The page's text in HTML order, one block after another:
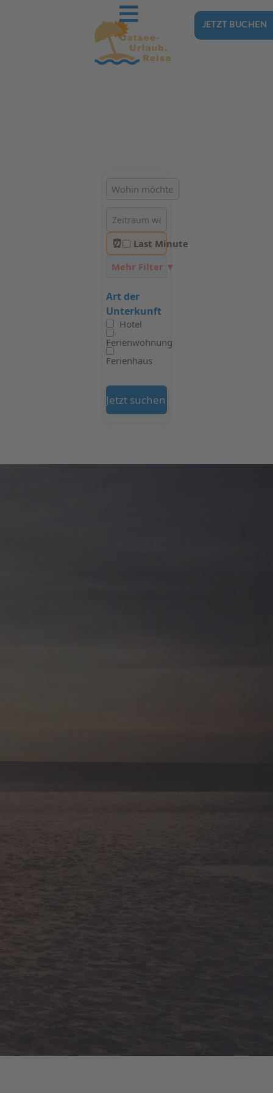
JETZT BUCHEN
⏰
Last Minute
Mehr Filter ▼
Art der
Unterkunft
Hotel
Ferienwohnung
Ferienhaus
Jetzt suchen auf Booking.com